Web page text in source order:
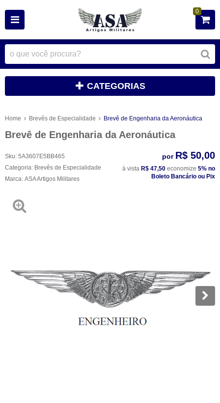
0
CATEGORIAS
Home Brevês de Especialidade Brevê de Engenharia da Aeronáutica
Brevê de Engenharia da Aeronáutica
Sku: 5A3607E5BB465
Categoria: Brevês de Especialidade
Marca: ASA Artigos Militares
por R$ 50,00
à vista R$ 47,50 economize 5% no
Boleto Bancário ou Pix